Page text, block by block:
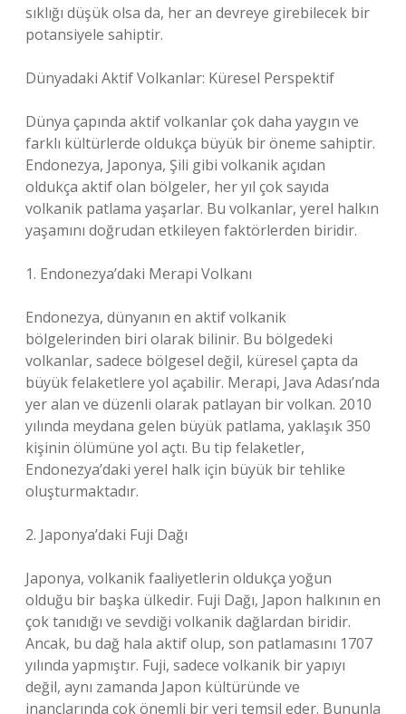
sıklığı düşük olsa da, her an devreye girebilecek bir
potansiyele sahiptir.
Dünyadaki Aktif Volkanlar: Küresel Perspektif
Dünya çapında aktif volkanlar çok daha yaygın ve
farklı kültürlerde oldukça büyük bir öneme sahiptir.
Endonezya, Japonya, Şili gibi volkanik açıdan
oldukça aktif olan bölgeler, her yıl çok sayıda
volkanik patlama yaşarlar. Bu volkanlar, yerel halkın
yaşamını doğrudan etkileyen faktörlerden biridir.
1. Endonezya’daki Merapi Volkanı
Endonezya, dünyanın en aktif volkanik
bölgelerinden biri olarak bilinir. Bu bölgedeki
volkanlar, sadece bölgesel değil, küresel çapta da
büyük felaketlere yol açabilir. Merapi, Java Adası’nda
yer alan ve düzenli olarak patlayan bir volkan. 2010
yılında meydana gelen büyük patlama, yaklaşık 350
kişinin ölümüne yol açtı. Bu tip felaketler,
Endonezya’daki yerel halk için büyük bir tehlike
oluşturmaktadır.
2. Japonya’daki Fuji Dağı
Japonya, volkanik faaliyetlerin oldukça yoğun
olduğu bir başka ülkedir. Fuji Dağı, Japon halkının en
çok tanıdığı ve sevdiği volkanik dağlardan biridir.
Ancak, bu dağ hala aktif olup, son patlamasını 1707
yılında yapmıştır. Fuji, sadece volkanik bir yapıyı
değil, aynı zamanda Japon kültüründe ve
inançlarında çok önemli bir yeri temsil eder. Bununla